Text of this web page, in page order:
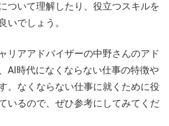
ついて理解したり、役立つスキルを
いでしょう。
リアアドバイザーの中野さんのアド
AI時代になくならない仕事の特徴や
。なくならない仕事に就くために役
いるので、ぜひ参考にしてみてくだ